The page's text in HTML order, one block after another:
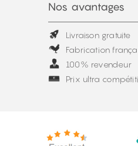
Nos avantages
Livraison gratuite
Fabrication
100% revendeur
Prix ultra